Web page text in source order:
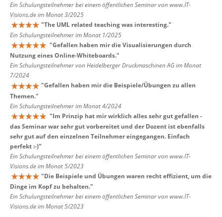
Ein Schulungsteilnehmer bei einem öffentlichen Seminar von www.IT-
Visions.de im Monat 3/2025
"The UML related teaching was interesting."
Ein Schulungsteilnehmer im Monat 1/2025
"Gefallen haben mir die Visualisierungen durch
Nutzung eines Online-Whiteboards."
Ein Schulungsteilnehmer von Heidelberger Druckmaschinen AG im Monat
7/2024
"Gefallen haben mir die Beispiele/Übungen zu allen
Themen."
Ein Schulungsteilnehmer im Monat 4/2024
"Im Prinzip hat mir wirklich alles sehr gut gefallen -
das Seminar war sehr gut vorbereitet und der Dozent ist ebenfalls
sehr gut auf den einzelnen Teilnehmer eingegangen. Einfach
perfekt :-)"
Ein Schulungsteilnehmer bei einem öffentlichen Seminar von www.IT-
Visions.de im Monat 5/2023
"Die Beispiele und Übungen waren recht effizient, um die
Dinge im Kopf zu behalten."
Ein Schulungsteilnehmer bei einem öffentlichen Seminar von www.IT-
Visions.de im Monat 5/2023